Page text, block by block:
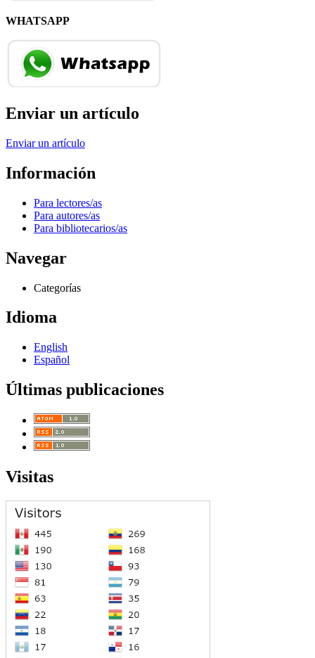
WHATSAPP
Enviar un artículo
Enviar un artículo
Información
Para lectores/as
Para autores/as
Para bibliotecarios/as
Navegar
Categorías
Idioma
English
Español
Últimas publicaciones
Visitas